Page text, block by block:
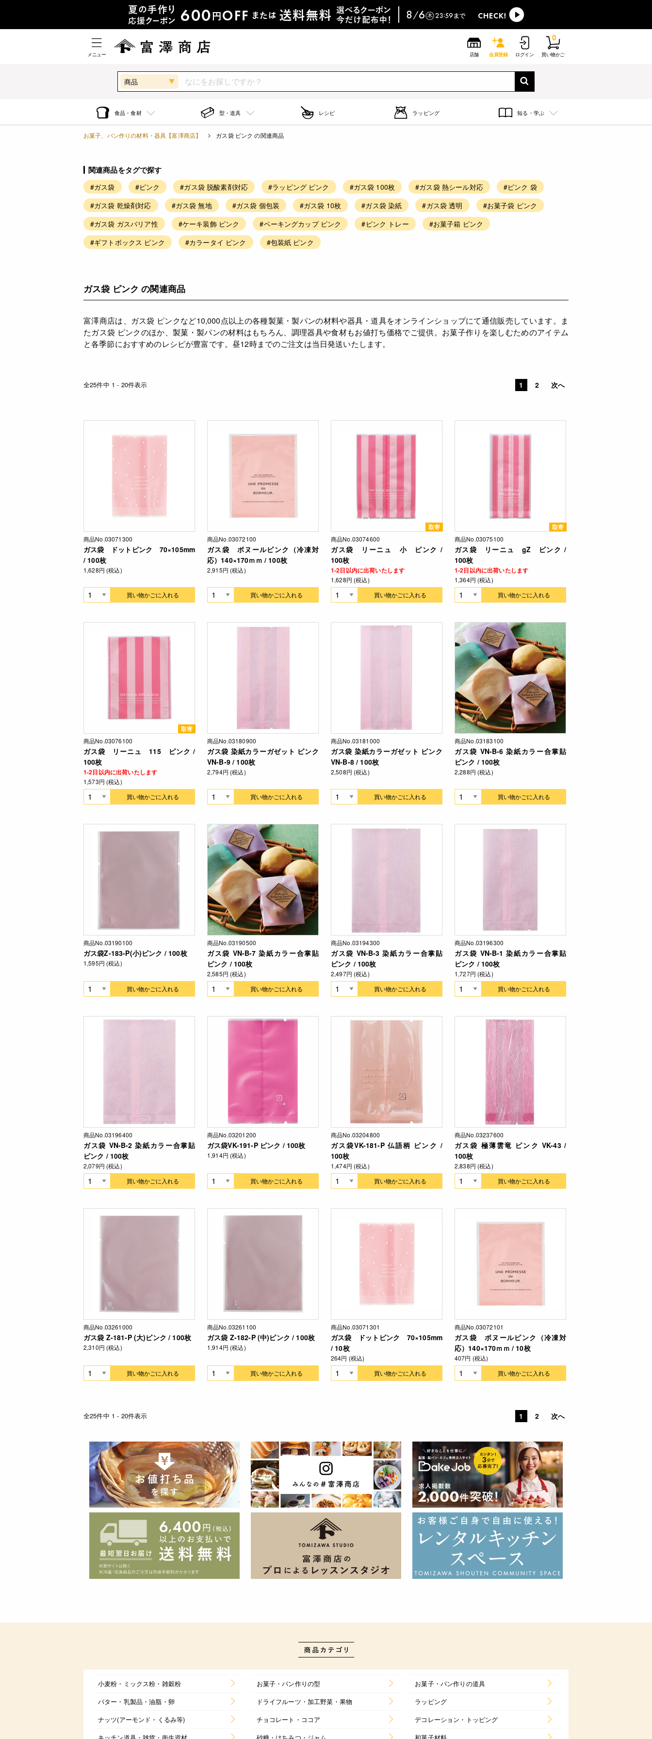
メニュー 店舗 会員登録 ログイン 買い物かご
0
商品
食品・食材 型・道具 レシピ ラッピング 知る・学ぶ
お菓子、パン作りの材料・器具【富澤商店】 ガス袋 ピンク の関連商品
関連商品をタグで探す
#ガス袋 #ピンク #ガス袋 脱酸素剤対応 #ラッピング ピンク #ガス袋 100枚 #ガス袋 熱シール対応
#ピンク 袋
#ガス袋 乾燥剤対応
#ガス袋 無地 #ガス袋 個包装 #ガス袋 10枚 #ガス袋 染紙 #ガス袋 透明
#お菓子袋 ピンク
#ガス袋 ガスバリア性
#ケーキ装飾 ピンク #ベーキングカップ ピンク #ピンク トレー
#お菓子箱 ピンク
#ギフトボックス ピンク
#カラータイ ピンク #包装紙 ピンク
ガス袋 ピンク の関連商品
富澤商店は、ガス袋 ピンクなど10,000点以上の各種製菓・製パンの材料や器具・道具をオンラインショップにて通信販売しています。ま
たガス袋 ピンクのほか、製菓・製パンの材料はもちろん、調理器具や食材もお値打ち価格でご提供。お菓子作りを楽しむためのアイテム
と各季節におすすめのレシピが豊富です。昼12時までのご注文は当日発送いたします。
全25件中 1 - 20件表示 1 2 次へ
商品No.03071300
ガス袋 ドットピンク 70×105mm
/ 100枚
1,628円 (税込)
買い物かごに入れる
商品No.03072100
ガス袋 ボヌールピンク（冷凍対
応）140×170ｍｍ / 100枚
2,915円 (税込)
買い物かごに入れる
取寄
商品No.03074600
ガス袋 リーニュ 小 ピンク /
100枚
1-2日以内に出荷いたします
1,628円 (税込)
買い物かごに入れる
取寄
商品No.03075100
ガス袋 リーニュ gZ ピンク /
100枚
1-2日以内に出荷いたします
1,364円 (税込)
買い物かごに入れる
取寄
商品No.03076100
ガス袋 リーニュ 115 ピンク /
100枚
1-2日以内に出荷いたします
1,573円 (税込)
買い物かごに入れる
商品No.03180900
ガス袋 染紙カラーガゼット ピンク
VN-B-9 / 100枚
2,794円 (税込)
買い物かごに入れる
商品No.03181000
ガス袋 染紙カラーガゼット ピンク
VN-B-8 / 100枚
2,508円 (税込)
買い物かごに入れる
商品No.03183100
ガス袋 VN-B-6 染紙カラー合掌貼
ピンク / 100枚
2,288円 (税込)
買い物かごに入れる
商品No.03190100
ガス袋Z-183-P(小)ピンク / 100枚
1,595円 (税込)
買い物かごに入れる
商品No.03190500
ガス袋 VN-B-7 染紙カラー合掌貼
ピンク / 100枚
2,585円 (税込)
買い物かごに入れる
商品No.03194300
ガス袋 VN-B-3 染紙カラー合掌貼
ピンク / 100枚
2,497円 (税込)
買い物かごに入れる
商品No.03196300
ガス袋 VN-B-1 染紙カラー合掌貼
ピンク / 100枚
1,727円 (税込)
買い物かごに入れる
商品No.03196400
ガス袋 VN-B-2 染紙カラー合掌貼
ピンク / 100枚
2,079円 (税込)
買い物かごに入れる
商品No.03201200
ガス袋VK-191-P ピンク / 100枚
1,914円 (税込)
買い物かごに入れる
商品No.03204800
ガス袋VK-181-P 仏語柄 ピンク /
100枚
1,474円 (税込)
買い物かごに入れる
商品No.03237600
ガス袋 極薄雲竜 ピンク VK-43 /
100枚
2,838円 (税込)
買い物かごに入れる
商品No.03261000
ガス袋 Z-181-P (大)ピンク / 100枚
2,310円 (税込)
買い物かごに入れる
商品No.03261100
ガス袋 Z-182-P (中)ピンク / 100枚
1,914円 (税込)
買い物かごに入れる
商品No.03071301
ガス袋 ドットピンク 70×105mm
/ 10枚
264円 (税込)
買い物かごに入れる
商品No.03072101
ガス袋 ボヌールピンク（冷凍対
応）140×170ｍｍ / 10枚
407円 (税込)
買い物かごに入れる
全25件中 1 - 20件表示 1 2 次へ
小麦粉・ミックス粉・雑穀粉 お菓子・パン作りの型
お菓子・パン作りの道具
バター・乳製品・油脂・卵
ドライフルーツ・加工野菜・果物
ラッピング
ナッツ(アーモンド・くるみ等)
チョコレート・ココア
デコレーション・トッピング